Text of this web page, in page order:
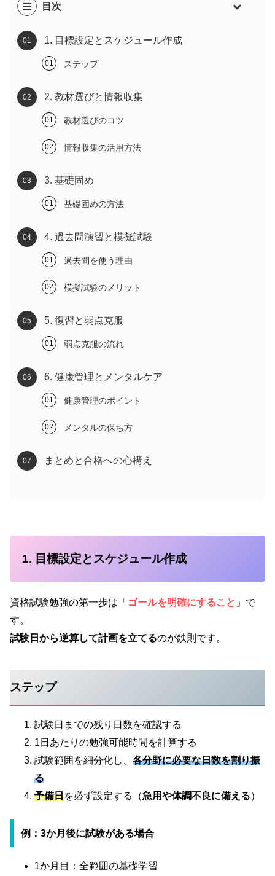
目次
1. 目標設定とスケジュール作成
ステップ
2. 教材選びと情報収集
教材選びのコツ
情報収集の活用方法
3. 基礎固め
基礎固めの方法
4. 過去問演習と模擬試験
過去問を使う理由
模擬試験のメリット
5. 復習と弱点克服
弱点克服の流れ
6. 健康管理とメンタルケア
健康管理のポイント
メンタルの保ち方
まとめと合格への心構え
1. 目標設定とスケジュール作成
資格試験勉強の第一歩は「 ゴールを明確にすること 」で
す。
試験日から逆算して計画を立てるのが鉄則です。
ステップ
試験日までの残り日数を確認する
1日あたりの勉強可能時間を計算する
試験範囲を細分化し、 各分野に必要な日数を割り振
る
予備日を必ず設定する（急用や体調不良に備える）
例：3か月後に試験がある場合
1か月目：全範囲の基礎学習